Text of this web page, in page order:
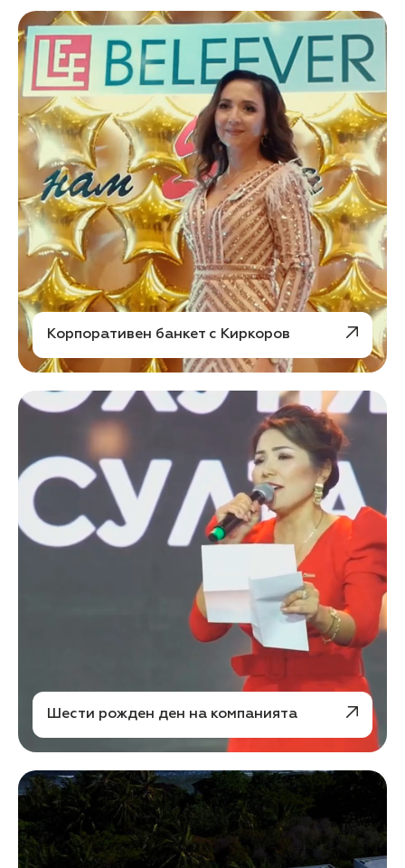
Корпоративен банкет с Киркоров
Шести рожден ден на компанията